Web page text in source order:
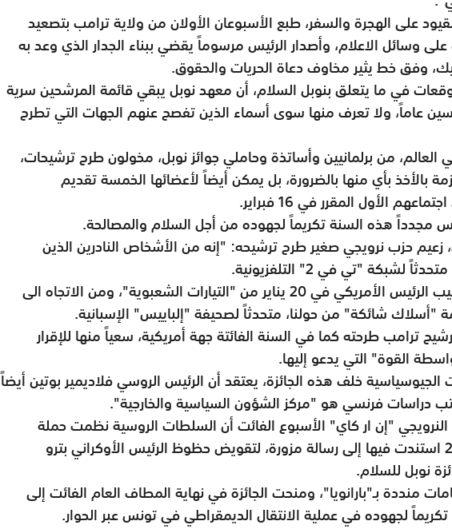
على الهجرة والسفر، طبع الأسبوعان الأولان من ولاية ترامب بتصعيد
وسائل الاعلام، وأصدار الرئيس مرسوماً يقضي ببناء الجدار الذي وعد به
وفق خط يثير مخاوف دعاة الحريات والحقوق.
في ما يتعلق بنوبل السلام، أن معهد نوبل يبقي قائمة المرشحين سرية
عاماً، ولا تعرف منها سوى أسماء الذين تفصح عنهم الجهات التي تطرح
من برلمانيين وأساتذة وحاملي جوائز نوبل، مخولون طرح ترشيحات،
بالأخذ بأي منها بالضرورة، بل يمكن أيضاً لأعضائها الخمسة تقديم
الأول المقرر في 16 فبراير
.
مجدداً هذه السنة تكريماً لجهوده من أجل السلام والمصالحة.
زعيم حزب نرويجي صغير طرح ترشيحه: "إنه من الأشخاص النادرين الذين
"تي في 2" التلفزيونية
.
وكان البابا حذّر يوم تنصيب الرئيس الأمريكي في 20 يناير من "التيارات الشعبوية"، ومن الاتجاه الى
"أسلاك شائكة" من حولنا، متحدثاً لصحيفة "إلباييس" الإسبانية.
ترامب طرحته كما في السنة الفائتة جهة أمريكية، سعياً منها للإقرار
القوة" التي يدعو إليها.
خلف هذه الجائزة، يعتقد أن الرئيس الروسي فلاديمير بوتين أيضاً
دراسات فرنسي هو "مركز الشؤون السياسية والخارجية."
"إن ار كاي" الأسبوع الفائت أن السلطات الروسية نظمت حملة
تضليل إعلامي في 2015 استندت فيها إلى رسالة مزورة، لتقويض حظوظ الرئيس الأوكراني بترو
نوبل للسلام.
منددة بـ"بارانويا"، ومنحت الجائزة في نهاية المطاف العام الفائت إلى
لجهوده في عملية الانتقال الديمقراطي في تونس عبر الحوار.